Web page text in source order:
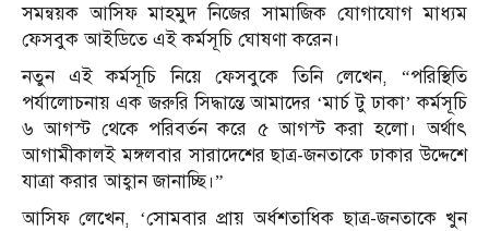
সমন্বয়ক আসিফ মাহমুদ নিজের সামাজিক যোগাযোগ মাধ্যম
ফেসবুক আইডিতে এই কর্মসূচি ঘোষণা করেন।
নতুন এই কর্মসূচি নিয়ে ফেসবুকে তিনি লেখেন, “পরিস্থিতি
পর্যালোচনায় এক জরুরি সিদ্ধান্তে আমাদের ‘মার্চ টু ঢাকা’ কর্মসূচি
৬ আগস্ট থেকে পরিবর্তন করে ৫ আগস্ট করা হলো। অর্থাৎ
আগামীকালই মঙ্গলবার সারাদেশের ছাত্র-জনতাকে ঢাকার উদ্দেশে
যাত্রা করার আহ্বান জানাচ্ছি।”
আসিফ লেখেন, ‘সোমবার প্রায় অর্ধশতাধিক ছাত্র-জনতাকে খুন